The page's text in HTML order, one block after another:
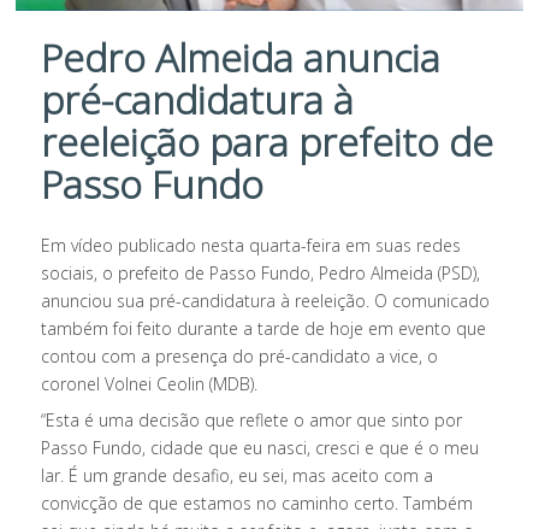
Pedro Almeida anuncia
pré-candidatura à
reeleição para prefeito de
Passo Fundo
Em vídeo publicado nesta quarta-feira em suas redes
sociais, o prefeito de Passo Fundo, Pedro Almeida (PSD),
anunciou sua pré-candidatura à reeleição. O comunicado
também foi feito durante a tarde de hoje em evento que
contou com a presença do pré-candidato a vice, o
coronel Volnei Ceolin (MDB).
“Esta é uma decisão que reflete o amor que sinto por
Passo Fundo, cidade que eu nasci, cresci e que é o meu
lar. É um grande desafio, eu sei, mas aceito com a
convicção de que estamos no caminho certo. Também